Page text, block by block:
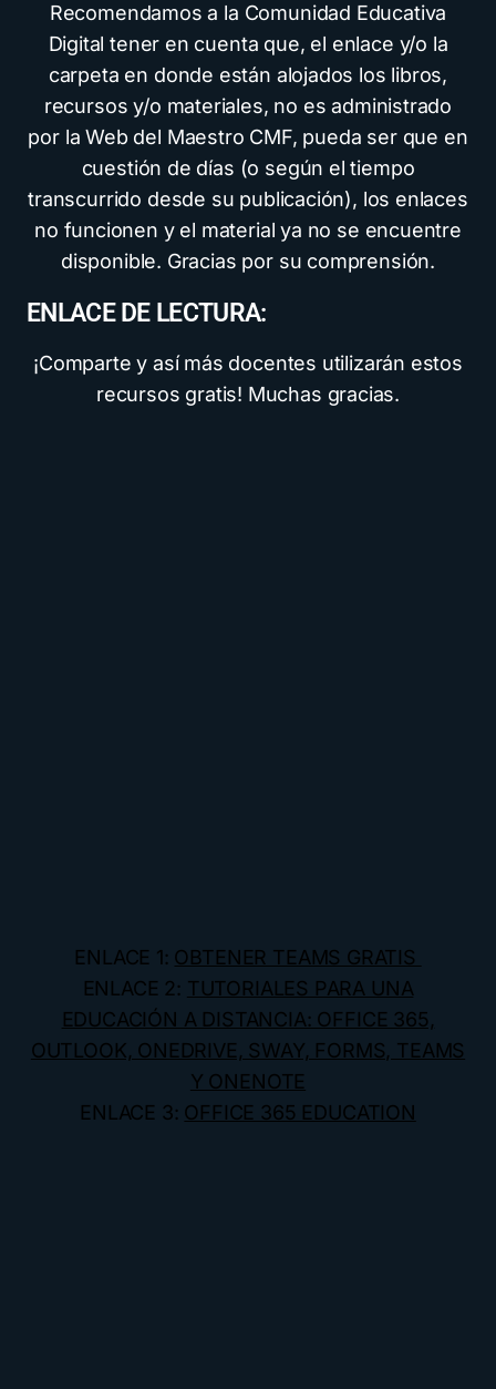
Recomendamos a la Comunidad Educativa
Digital tener en cuenta que, el enlace y/o la
carpeta en donde están alojados los libros,
recursos y/o materiales, no es administrado
por la Web del Maestro CMF, pueda ser que en
cuestión de días (o según el tiempo
transcurrido desde su publicación), los enlaces
no funcionen y el material ya no se encuentre
disponible. Gracias por su comprensión.
ENLACE DE LECTURA:
¡Comparte y así más docentes utilizarán estos
recursos gratis! Muchas gracias.
ENLACE 1: OBTENER TEAMS GRATIS
ENLACE 2: TUTORIALES PARA UNA
EDUCACIÓN A DISTANCIA: OFFICE 365,
OUTLOOK, ONEDRIVE, SWAY, FORMS, TEAMS
Y ONENOTE
ENLACE 3: OFFICE 365 EDUCATION